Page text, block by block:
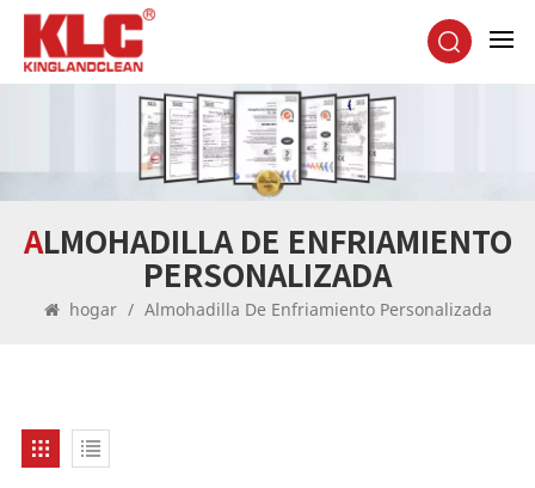
ALMOHADILLA DE ENFRIAMIENTO
PERSONALIZADA
hogar / Almohadilla De Enfriamiento Personalizada